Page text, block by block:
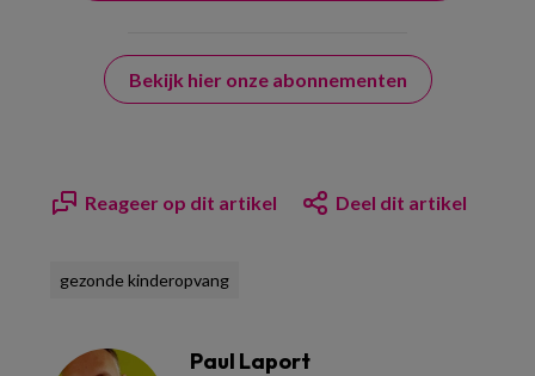
Bekijk hier onze abonnementen
Reageer op dit artikel Deel dit artikel
gezonde kinderopvang
Paul Laport